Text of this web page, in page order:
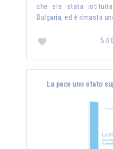
che era stata
Bulgaria, ed è rimasta
La pace uno stato